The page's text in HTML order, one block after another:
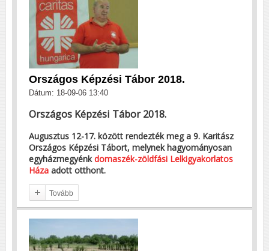
Országos Képzési Tábor 2018.
Dátum: 18-09-06 13:40
Országos Képzési Tábor 2018.
Augusztus 12-17. között rendezték meg a 9. Karitász
Országos Képzési Tábort, melynek hagyományosan
egyházmegyénkdomaszék-zöldfási Lelkigyakorlatos
Háza adott otthont.
Tovább